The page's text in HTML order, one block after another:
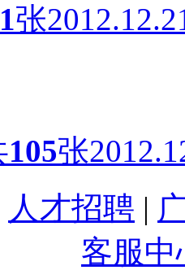
张
105张
人才招聘 |
客服中